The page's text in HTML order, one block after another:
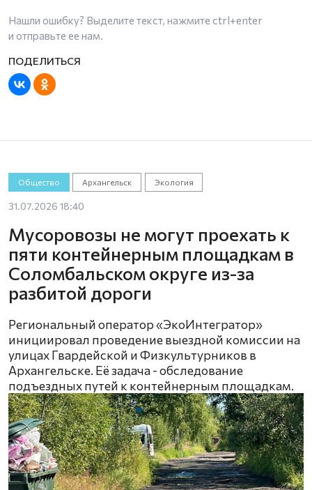
Нашли ошибку? Выделите текст, нажмите ctrl+enter
и отправьте ее нам.
Общество Архангельск Экология
31.07.2026 18:40
Мусоровозы не могут проехать к
пяти контейнерным площадкам в
Соломбальском округе из-за
разбитой дороги
Региональный оператор «ЭкоИнтегратор»
инициировал проведение выездной комиссии на
улицах Гвардейской и Физкультурников в
Архангельске. Её задача - обследование
подъездных путей к контейнерным площадкам.